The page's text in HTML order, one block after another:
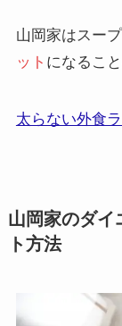
山岡家はスー
ット になるこ
太らない外食
山岡家のダイ
ト方法